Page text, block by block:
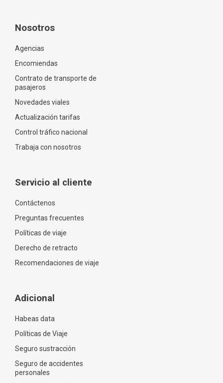
Nosotros
Agencias
Encomiendas
Contrato de transporte de
pasajeros
Novedades viales
Actualización tarifas
Control tráfico nacional
Trabaja con nosotros
Servicio al cliente
Contáctenos
Preguntas frecuentes
Políticas de viaje
Derecho de retracto
Recomendaciones de viaje
Adicional
Habeas data
Políticas de Viaje
Seguro sustracción
Seguro de accidentes
personales